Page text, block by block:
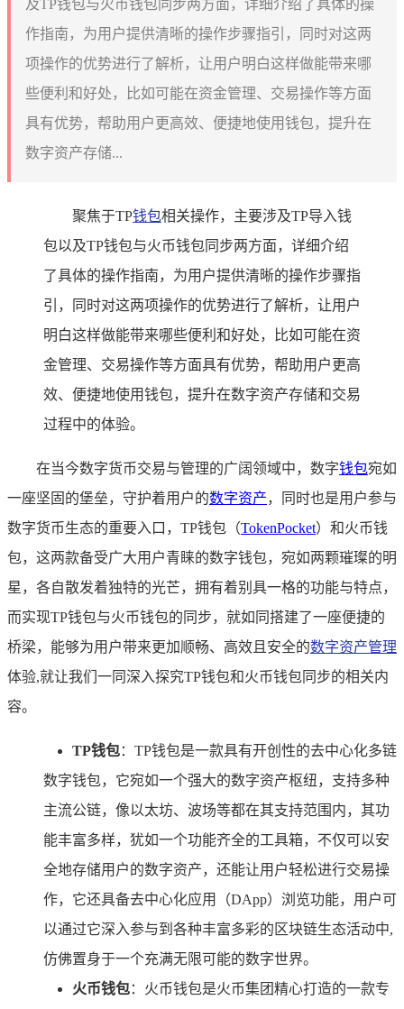
及TP钱包与火币钱包同步两方面，详细介绍了具体的操
作指南，为用户提供清晰的操作步骤指引，同时对这两
项操作的优势进行了解析，让用户明白这样做能带来哪
些便利和好处，比如可能在资金管理、交易操作等方面
具有优势，帮助用户更高效、便捷地使用钱包，提升在
数字资产存储...
聚焦于TP钱包相关操作，主要涉及TP导入钱
包以及TP钱包与火币钱包同步两方面，详细介绍
了具体的操作指南，为用户提供清晰的操作步骤指
引，同时对这两项操作的优势进行了解析，让用户
明白这样做能带来哪些便利和好处，比如可能在资
金管理、交易操作等方面具有优势，帮助用户更高
效、便捷地使用钱包，提升在数字资产存储和交易
过程中的体验。
在当今数字货币交易与管理的广阔领域中，数字钱包宛如
一座坚固的堡垒，守护着用户的数字资产，同时也是用户参与
数字货币生态的重要入口，TP钱包（TokenPocket）和火币钱
包，这两款备受广大用户青睐的数字钱包，宛如两颗璀璨的明
星，各自散发着独特的光芒，拥有着别具一格的功能与特点，
而实现TP钱包与火币钱包的同步，就如同搭建了一座便捷的
桥梁，能够为用户带来更加顺畅、高效且安全的数字资产管理
体验,就让我们一同深入探究TP钱包和火币钱包同步的相关内
容。
TP钱包：TP钱包是一款具有开创性的去中心化多链
数字钱包，它宛如一个强大的数字资产枢纽，支持多种
主流公链，像以太坊、波场等都在其支持范围内，其功
能丰富多样，犹如一个功能齐全的工具箱，不仅可以安
全地存储用户的数字资产，还能让用户轻松进行交易操
作，它还具备去中心化应用（DApp）浏览功能，用户可
以通过它深入参与到各种丰富多彩的区块链生态活动中,
仿佛置身于一个充满无限可能的数字世界。
火币钱包：火币钱包是火币集团精心打造的一款专